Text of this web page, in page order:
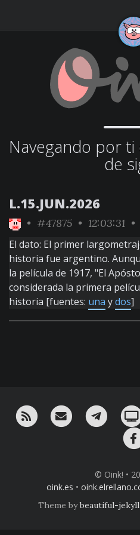
Navegando por
de
L.15.JUN.2026
• #47875 • 12:03:31 •
El dato: El primer
historia fue argentino.
la película de 1917, "El
considerada la primera
historia [fuentes: una ydos]
RSS ¡Mándame un
© Oink! •
oink.es •
Theme bybeautiful-jekyll